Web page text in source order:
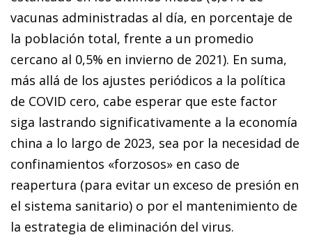
vacunas administradas al día, en porcentaje de
la población total, frente a un promedio
cercano al 0,5% en invierno de 2021). En suma,
más allá de los ajustes periódicos a la política
de COVID cero, cabe esperar que este factor
siga lastrando significativamente a la economía
china a lo largo de 2023, sea por la necesidad de
confinamientos «forzosos» en caso de
reapertura (para evitar un exceso de presión en
el sistema sanitario) o por el mantenimiento de
la estrategia de eliminación del virus.